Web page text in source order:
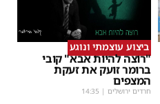
ביצוע עוצמתי ונוגע
"רוצה להיות אבא" קובי
ברומר זועק את זעקת
המצפים
חרדים ירושלים |
14:35